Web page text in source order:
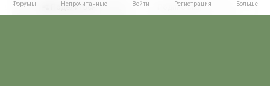
Поделиться Подписчики 0
Форумы Непрочитанные Войти Регистрация Больше